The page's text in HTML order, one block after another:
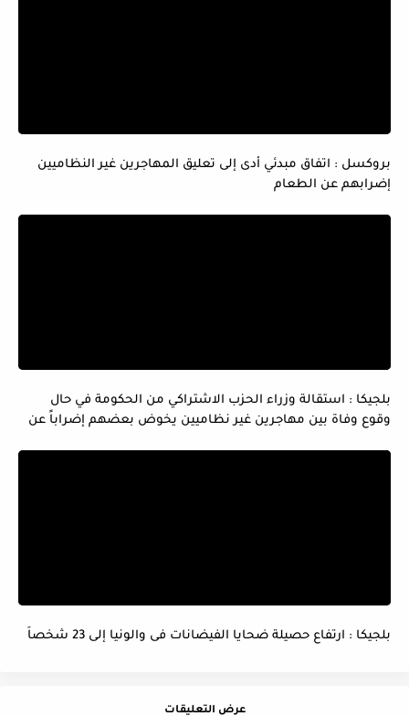
بروكسل : اتفاق مبدئي أدى إلى تعليق المهاجرين غير النظاميين
إضرابهم عن الطعام
بلجيكا : استقالة وزراء الحزب الاشتراكي من الحكومة في حال
وقوع وفاة بين مهاجرين غير نظاميين يخوض بعضهم إضراباً عن
بلجيكا : ارتفاع حصيلة ضحايا الفيضانات فى والونيا إلى 23 شخصاً
عرض التعليقات